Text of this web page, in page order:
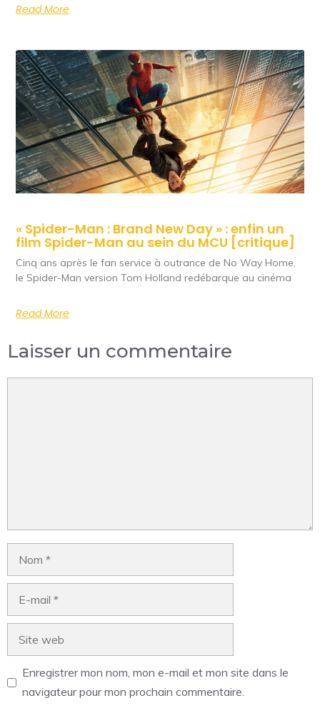
Read More
« Spider-Man : Brand New Day » : enfin un
film Spider-Man au sein du MCU [critique]
Cinq ans après le fan service à outrance de No Way Home,
le Spider-Man version Tom Holland redébarque au cinéma
Read More
Laisser un commentaire
Enregistrer mon nom, mon e-mail et mon site dans le
navigateur pour mon prochain commentaire.